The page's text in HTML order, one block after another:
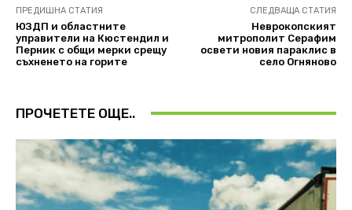
ПРЕДИШНА СТАТИЯ
ЮЗДП и областните
управители на Кюстендил и
Перник с общи мерки срещу
съхненето на горите
СЛЕДВАЩА СТАТИЯ
Неврокопският
митрополит Серафим
освети новия параклис в
село Огняново
ПРОЧЕТЕТЕ ОЩЕ..